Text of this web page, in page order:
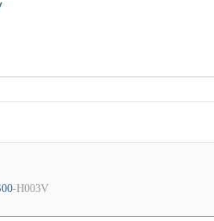
-H003V